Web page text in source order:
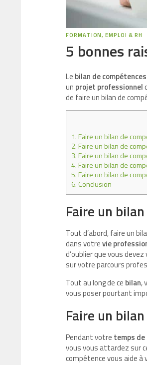
FORMATION, EMPLOI & RH
5 bonnes
Le bilan de compétences
un projet professionnel
de faire un bilan de
1.Faire un bilan de
2.Faire un bilan de
3.Faire un bilan de
4.Faire un bilan de
5.Faire un bilan de
6.Conclusion
Faire un
Tout d’abord, faire un
dans votrevie
d’oublier que vous
sur votre parcours
Tout au long de ce bilan,
vous poser pourtant
Faire un
Pendant votre temps
vous vous attardez sur
compétence vous aide à